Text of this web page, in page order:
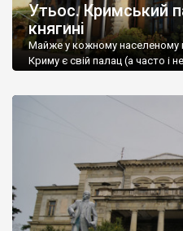
Утьос. Кримський
княгині
Майже у кожному населеному
Криму є свій палац (а часто і